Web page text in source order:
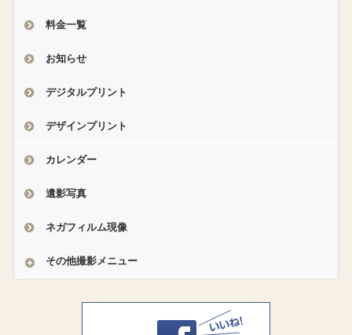
料金一覧
お知らせ
デジタルプリント
デザインプリント
カレンダー
遺影写真
ネガフィルム現像
その他撮影メニュー